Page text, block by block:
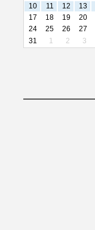
10
11 12 13
17
18 19 20
24
25 26 27
31
1 2 3